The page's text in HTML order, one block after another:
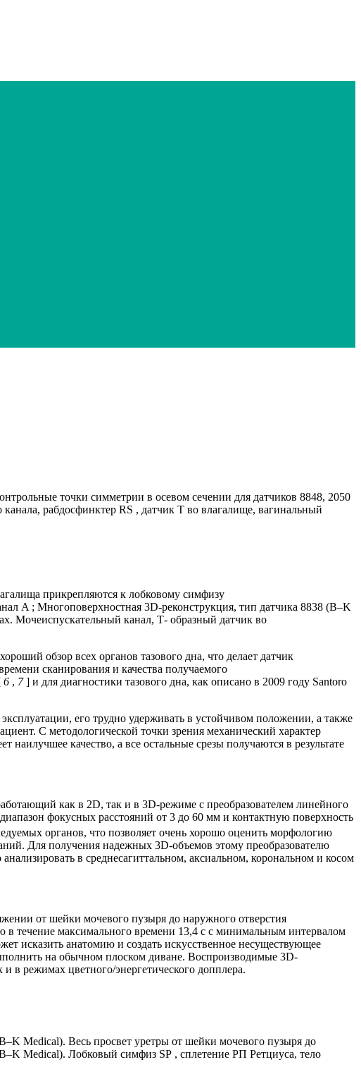
точки симметрии в осевом сечении для датчиков 8848, 2050
рабдосфинктер RS , датчик T во влагалище, вагинальный
прикрепляются к лобковому симфизу
A ; Многоповерхностная 3D-реконструкция, тип датчика 8838 (B–K
Мочеиспускательный канал, Т- образный датчик во
обзор всех органов тазового дна, что делает датчик
сканирования и качества получаемого
6 , 7] и для диагностики тазового дна, как описано в 2009 году Santoro
его трудно удерживать в устойчивом положении, а также
С методологической точки зрения механический характер
наилучшее качество, а все остальные срезы получаются в результате
как в 2D, так и в 3D-режиме с преобразователем линейного
фокусных расстояний от 3 до 60 мм и контактную поверхность
органов, что позволяет очень хорошо оценить морфологию
Для получения надежных 3D-объемов этому преобразователю
в среднесагиттальном, аксиальном, корональном и косом
от шейки мочевого пузыря до наружного отверстия
течение максимального времени 13,4 с с минимальным интервалом
исказить анатомию и создать искусственное несуществующее
на обычном плоском диване. Воспроизводимые 3D-
в режимах цветного/энергетического допплера.
Medical). Весь просвет уретры от шейки мочевого пузыря до
Medical). Лобковый симфиз SP , сплетение РП Ретциуса, тело